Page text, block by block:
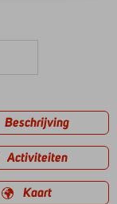
Beschrijving
Activiteiten
Kaart